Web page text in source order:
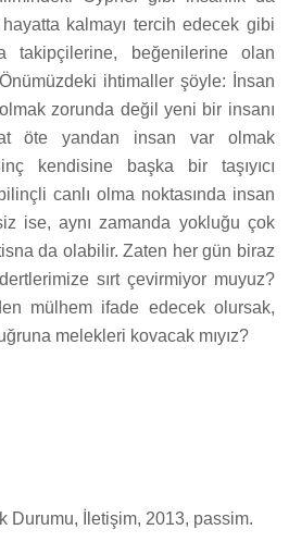
kalmayı tercih edecek gibi
takipçilerine, beğenilerine olan
ihtimaller şöyle: İnsan
zorunda değil yeni bir insanı
öte yandan insan var olmak
kendisine başka bir taşıyıcı
canlı olma noktasında insan
ise, aynı zamanda yokluğu çok
da olabilir. Zaten her gün biraz
sırt çevirmiyor muyuz?
mülhem ifade edecek olursak,
melekleri kovacak mıyız?
Durumu, İletişim, 2013, passim.